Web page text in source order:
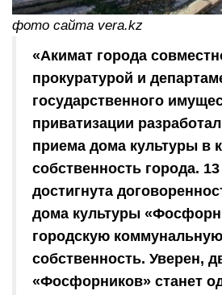
фото сайта vera.kz
«Акимат города
прокуратурой и
государственного
приватизации
приема дома культуры в
собственность города.
достигнута
дома культуры
городскую коммунальную
собственность. Уверен,
«Фосфорников» станет